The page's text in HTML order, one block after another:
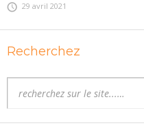
29 avril 2021
Recherchez